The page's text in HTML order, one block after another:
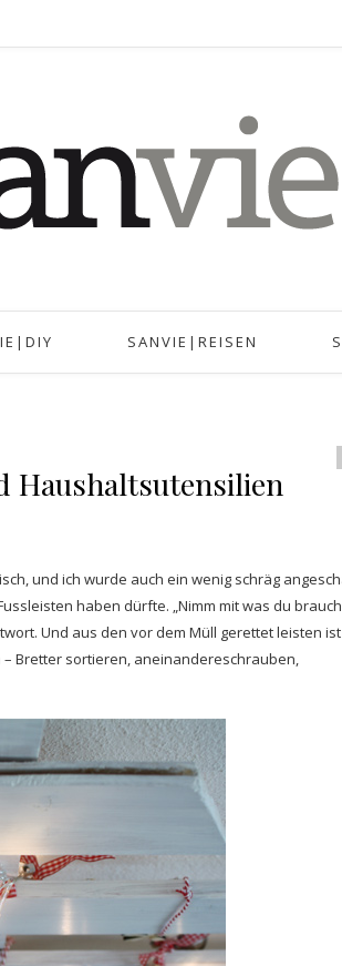
SANVIE|REISEN
Haushaltsutensilien
und ich wurde auch ein wenig schräg
haben dürfte. „Nimm mit was du
Und aus den vor dem Müll gerettet leisten ist
Bretter sortieren, aneinandereschrauben,